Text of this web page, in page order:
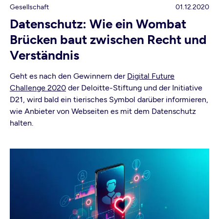
Gesellschaft 01.12.2020
Datenschutz: Wie ein Wombat
Brücken baut zwischen Recht und
Verständnis
Geht es nach den Gewinnern der Digital Future
Challenge 2020 der Deloitte-Stiftung und der Initiative
D21, wird bald ein tierisches Symbol darüber informieren,
wie Anbieter von Webseiten es mit dem Datenschutz
halten.